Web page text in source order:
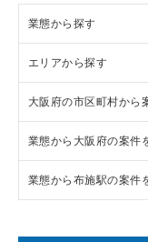
業態から探す
ラーメンの居抜き売
フランス料理の居抜
イタリア料理の居抜
中華の居抜き売却物
エリアから探す
東京23区の飲食店の
東京都下の飲食店の
千葉県の飲食店の居
大阪府の市区町村から
大阪市北区の飲食店
大阪市中央区の飲食
業態から大阪府の案件
大阪府のラーメンの
業態から布施駅の案件